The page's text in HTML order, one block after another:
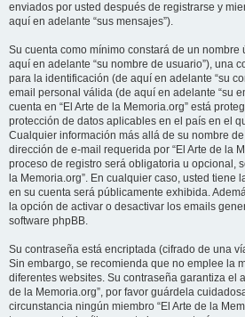
enviados por usted después de registrarse y
aquí en adelante “sus mensajes”).
Su cuenta como mínimo constará de un nombre
aquí en adelante “su nombre de usuario”), una
para la identificación (de aquí en adelante “su
email personal válida (de aquí en adelante “su
cuenta en “El Arte de la Memoria.org” está
protección de datos aplicables en el país en el
Cualquier información más allá de su nombre
dirección de e-mail requerida por “El Arte de la
proceso de registro será obligatoria u opcional,
la Memoria.org”. En cualquier caso, usted tiene
en su cuenta será públicamente exhibida.
la opción de activar o desactivar los emails
software phpBB.
Su contraseña está encriptada (cifrado de una
Sin embargo, se recomienda que no emplee la
diferentes websites. Su contraseña garantiza el
de la Memoria.org”, por favor guárdela
circunstancia ningún miembro “El Arte de la